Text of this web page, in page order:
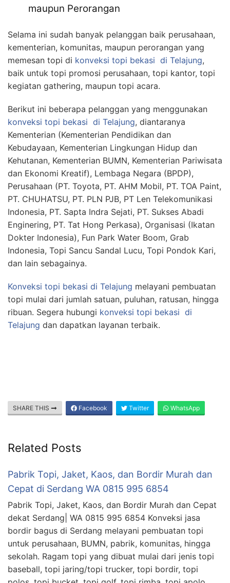
maupun Perorangan
Selama ini sudah banyak pelanggan baik perusahaan,
kementerian, komunitas, maupun perorangan yang
memesan topi di konveksi topi bekasi di Telajung,
baik untuk topi promosi perusahaan, topi kantor, topi
kegiatan gathering, maupun topi acara.
Berikut ini beberapa pelanggan yang menggunakan
konveksi topi bekasi di Telajung, diantaranya
Kementerian (Kementerian Pendidikan dan
Kebudayaan, Kementerian Lingkungan Hidup dan
Kehutanan, Kementerian BUMN, Kementerian Pariwisata
dan Ekonomi Kreatif), Lembaga Negara (BPDP),
Perusahaan (PT. Toyota, PT. AHM Mobil, PT. TOA Paint,
PT. CHUHATSU, PT. PLN PJB, PT Len Telekomunikasi
Indonesia, PT. Sapta Indra Sejati, PT. Sukses Abadi
Enginering, PT. Tat Hong Perkasa), Organisasi (Ikatan
Dokter Indonesia), Fun Park Water Boom, Grab
Indonesia, Topi Sancu Sandal Lucu, Topi Pondok Kari,
dan lain sebagainya.
Konveksi topi bekasi di Telajung melayani pembuatan
topi mulai dari jumlah satuan, puluhan, ratusan, hingga
ribuan. Segera hubungi konveksi topi bekasi di
Telajung dan dapatkan layanan terbaik.
SHARE THIS Facebook Twitter WhatsApp
Related Posts
Pabrik Topi, Jaket, Kaos, dan Bordir Murah dan
Cepat di Serdang WA 0815 995 6854
Pabrik Topi, Jaket, Kaos, dan Bordir Murah dan Cepat
dekat Serdang| WA 0815 995 6854 Konveksi jasa
bordir bagus di Serdang melayani pembuatan topi
untuk perusahaan, BUMN, pabrik, komunitas, hingga
sekolah. Ragam topi yang dibuat mulai dari jenis topi
baseball, topi jaring/topi trucker, topi bordir, topi